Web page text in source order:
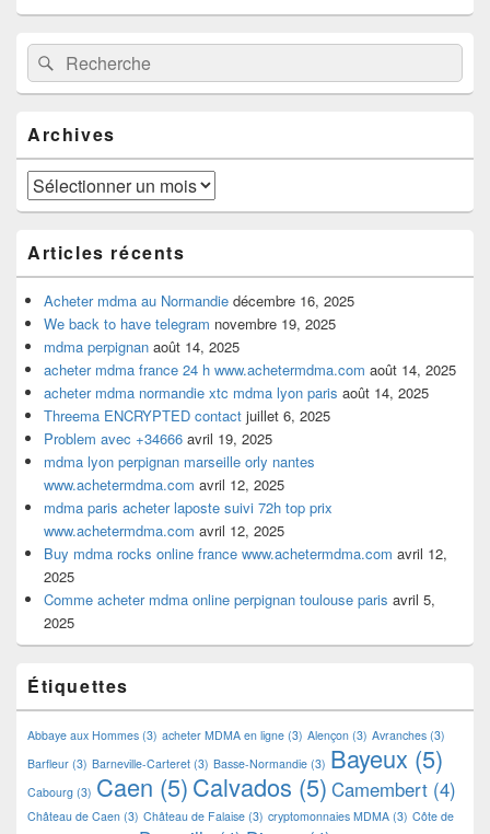
Zone
principale
de
widget
barre
latérale
Recherche :Rechercher
Archives
Archives
Articles récents
Acheter mdma au Normandie décembre 16, 2025
We back to have telegram novembre 19, 2025
mdma perpignan août 14, 2025
acheter mdma france 24 h www.achetermdma.com août 14, 2025
acheter mdma normandie xtc mdma lyon paris août 14, 2025
Threema ENCRYPTED contact juillet 6, 2025
Problem avec +34666 avril 19, 2025
mdma lyon perpignan marseille orly nantes
www.achetermdma.com avril 12, 2025
mdma paris acheter laposte suivi 72h top prix
www.achetermdma.com avril 12, 2025
Buy mdma rocks online france www.achetermdma.com avril 12,
2025
Comme acheter mdma online perpignan toulouse paris avril 5,
2025
Étiquettes
Abbaye aux Hommes (3) acheter MDMA en ligne (3) Alençon (3) Avranches (3)
Barfleur (3) Barneville-Carteret (3) Basse-Normandie (3) Bayeux (5)
Cabourg (3) Caen (5)Calvados (5) Camembert (4)
Château de Caen (3) Château de Falaise (3) cryptomonnaies MDMA (3) Côte de